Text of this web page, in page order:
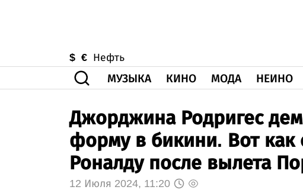
$ € Нефть
МУЗЫКА КИНО МОДА НЕИНО
Джорджина Родригес
форму в бикини. Вот как
Роналду после вылета
12 Июля 2024, 11:20